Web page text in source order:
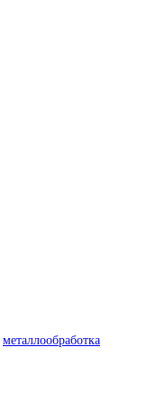
металлообработка